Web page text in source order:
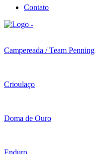
Contato
Campereada / Team Penning
Crioulaço
Doma de Ouro
Enduro